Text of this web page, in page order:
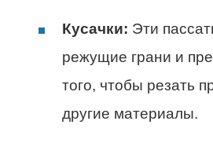
Кусачки: Эти
режущие грани и
того, чтобы резать
другие материалы.